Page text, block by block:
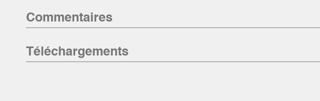
Commentaires
Téléchargements